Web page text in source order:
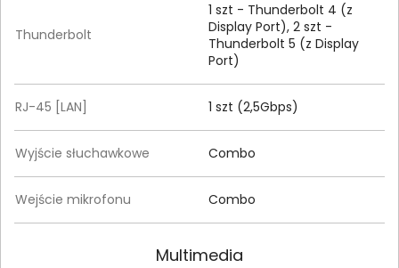
Thunderbolt
1 szt - Thunderbolt 4 (z
Display Port), 2 szt -
Thunderbolt 5 (z Display
Port)
RJ-45 [LAN] 1 szt (2,5Gbps)
Wyjście słuchawkowe Combo
Wejście mikrofonu Combo
Multimedia